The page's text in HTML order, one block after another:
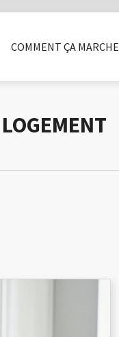
COMMENT ÇA MARCHE